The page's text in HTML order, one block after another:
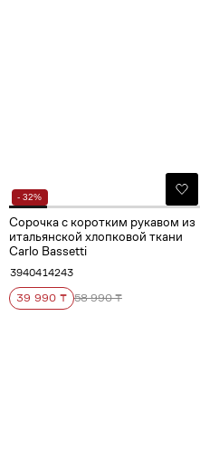
- 32%
Сорочка с коротким рукавом из
итальянской хлопковой ткани
Carlo Bassetti
3940414243
39 990 ₸ 58 990 ₸